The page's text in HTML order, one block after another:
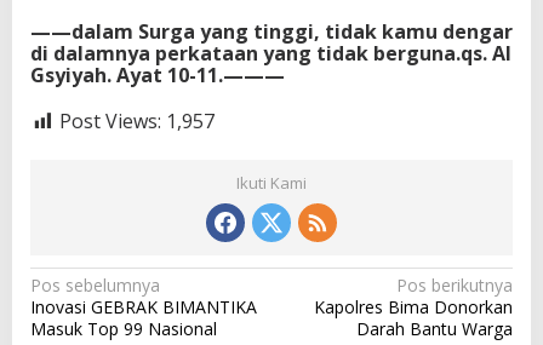
——dalam Surga yang tinggi, tidak kamu dengar
di dalamnya perkataan yang tidak berguna.qs. Al
Gsyiyah. Ayat 10-11.———
Post Views: 1,957
Ikuti Kami
N
a
Pos sebelumnya
Inovasi GEBRAK BIMANTIKA
Masuk Top 99 Nasional
Pos berikutnya
Kapolres Bima Donorkan
Darah Bantu Warga